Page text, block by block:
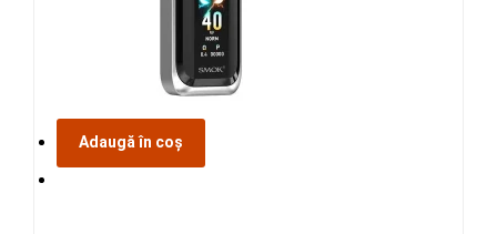
Adaugă în coș